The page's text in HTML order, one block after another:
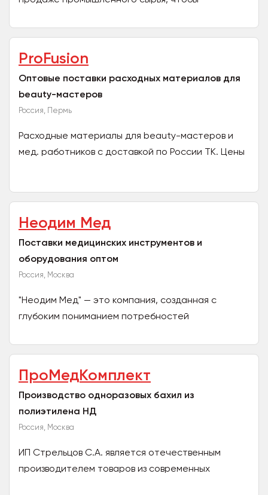
удобств. Профессиональные...
ProFusion
Оптовые поставки расходных материалов для
beauty-мастеров
Россия, Пермь
Расходные материалы для beauty-мастеров и
мед. работников с доставкой по России ТК. Цены
Неодим Мед
Поставки медицинских инструментов и
оборудования оптом
Россия, Москва
"Неодим Мед" — это компания, созданная с
глубоким пониманием потребностей
обеспечить медицинские учреждения...
ПроМедКомплект
Производство одноразовых бахил из
полиэтилена НД
Россия, Москва
ИП Стрельцов С.А. является отечественным
производителем товаров из современных